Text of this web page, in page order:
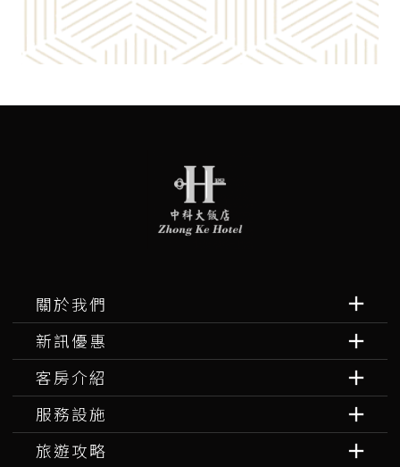
關於我們
新訊優惠
客房介紹
服務設施
旅遊攻略